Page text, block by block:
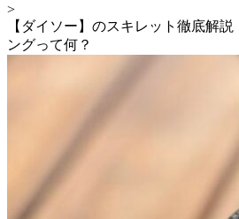
>
【ダイソー】のスキレット徹底解
ングって何？